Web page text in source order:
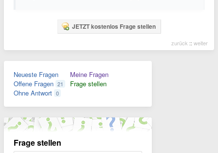
JETZT kostenlos Frage stellen
zurück :: weiter
Neueste Fragen
Offene Fragen 21
Ohne Antwort 0
Meine Fragen
Frage stellen
Frage stellen